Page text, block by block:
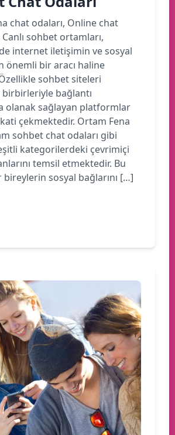
chat odaları, Online chat
sohbet ortamları,
internet iletişimin ve sosyal
önemli bir aracı haline
sohbet siteleri
birbirleriyle bağlantı
olanak sağlayan platformlar
çekmektedir. Ortam Fena
sohbet chat odaları gibi
kategorilerdeki çevrimiçi
temsil etmektedir. Bu
sosyal bağlarını […]